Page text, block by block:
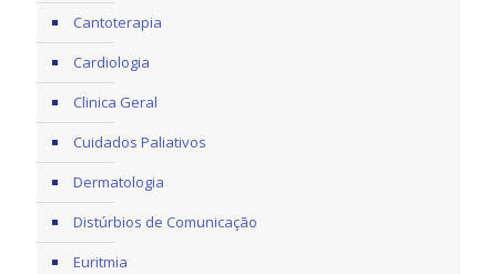
Cantoterapia
Cardiologia
Clinica Geral
Cuidados Paliativos
Dermatologia
Distúrbios de Comunicação
Euritmia